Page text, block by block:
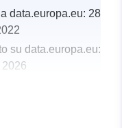
data.europa.eu: 28
su data.europa.eu:
2026